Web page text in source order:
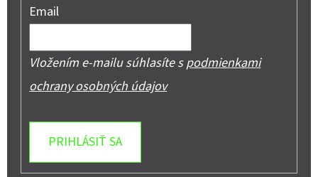
Email
Vložením e-mailu súhlasíte spodmienkami
ochrany osobných údajov
PRIHLÁSIŤ SA